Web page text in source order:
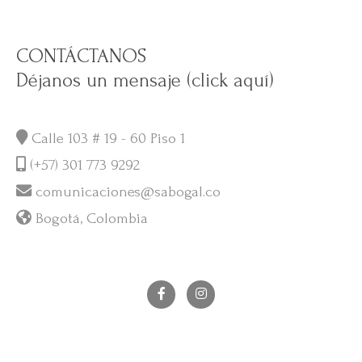
CONTÁCTANOS
Déjanos un mensaje (click aquí)
Calle 103 # 19 - 60 Piso 1
(+57) 301 773 9292
comunicaciones@sabogal.co
Bogotá, Colombia